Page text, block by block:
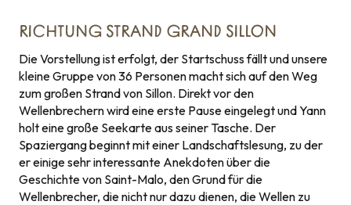
RICHTUNG STRAND GRAND SILLON
Die Vorstellung ist erfolgt, der Startschuss fällt und unsere
kleine Gruppe von 36 Personen macht sich auf den Weg
zum großen Strand von Sillon. Direkt vor den
Wellenbrechern wird eine erste Pause eingelegt und Yann
holt eine große Seekarte aus seiner Tasche. Der
Spaziergang beginnt mit einer Landschaftslesung, zu der
er einige sehr interessante Anekdoten über die
Geschichte von Saint-Malo, den Grund für die
Wellenbrecher, die nicht nur dazu dienen, die Wellen zu